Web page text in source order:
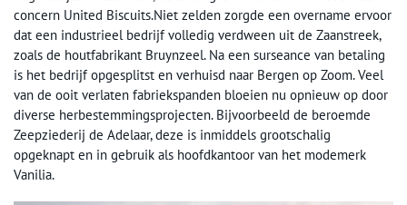
concern United Biscuits.Niet zelden zorgde een overname ervoor
dat een industrieel bedrijf volledig verdween uit de Zaanstreek,
zoals de houtfabrikant Bruynzeel. Na een surseance van betaling
is het bedrijf opgesplitst en verhuisd naar Bergen op Zoom. Veel
van de ooit verlaten fabriekspanden bloeien nu opnieuw op door
diverse herbestemmingsprojecten. Bijvoorbeeld de beroemde
Zeepziederij de Adelaar, deze is inmiddels grootschalig
opgeknapt en in gebruik als hoofdkantoor van het modemerk
Vanilia.